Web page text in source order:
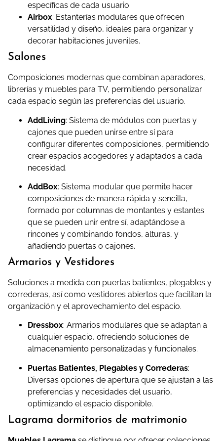
específicas de cada usuario.
Airbox: Estanterías modulares que ofrecen
versatilidad y diseño, ideales para organizar y
decorar habitaciones juveniles.
Salones
Composiciones modernas que combinan aparadores,
librerías y muebles para TV, permitiendo personalizar
cada espacio según las preferencias del usuario.
AddLiving: Sistema de módulos con puertas y
cajones que pueden unirse entre sí para
configurar diferentes composiciones, permitiendo
crear espacios acogedores y adaptados a cada
necesidad.
AddBox: Sistema modular que permite hacer
composiciones de manera rápida y sencilla,
formado por columnas de montantes y estantes
que se pueden unir entre sí, adaptándose a
rincones y combinando fondos, alturas, y
añadiendo puertas o cajones.
Armarios y Vestidores
Soluciones a medida con puertas batientes, plegables y
correderas, así como vestidores abiertos que facilitan la
organización y el aprovechamiento del espacio.
Dressbox: Armarios modulares que se adaptan a
cualquier espacio, ofreciendo soluciones de
almacenamiento personalizadas y funcionales.
Puertas Batientes, Plegables y Correderas:
Diversas opciones de apertura que se ajustan a las
preferencias y necesidades del usuario,
optimizando el espacio disponible.
Lagrama dormitorios de matrimonio